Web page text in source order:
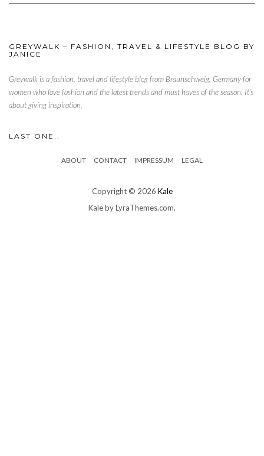
GREYWALK – FASHION, TRAVEL & LIFESTYLE BLOG BY
JANICE
Greywalk is a fashion, travel and lifestyle blog from Braunschweig, Germany for
women who love fashion and the latest trends and must haves of the season. It’s
about giving inspiration.
LAST ONE..
ABOUT CONTACT IMPRESSUM LEGAL
Copyright © 2026 Kale
Kaleby LyraThemes.com.